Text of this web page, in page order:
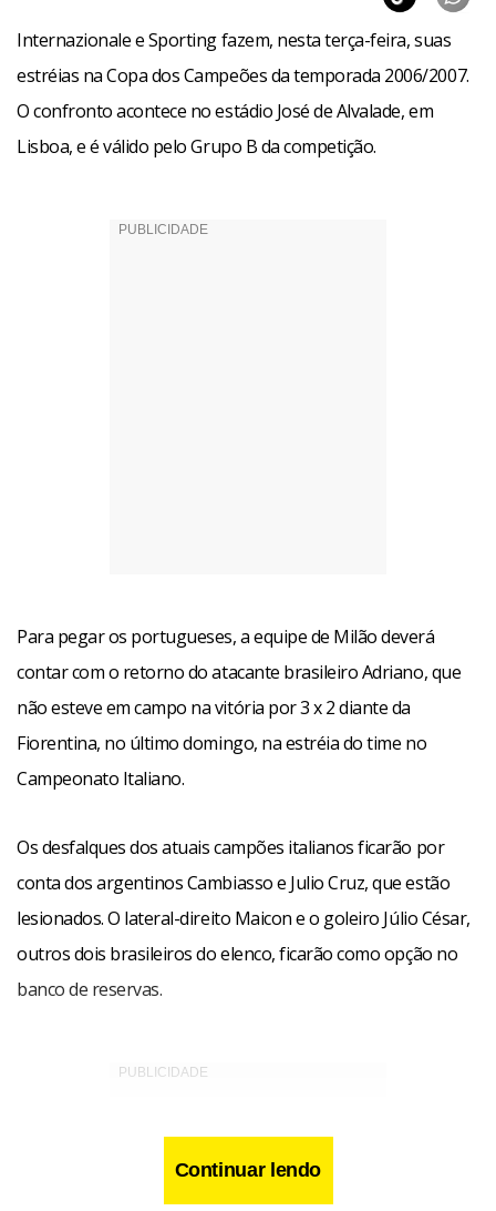
Internazionale e Sporting fazem, nesta terça-feira, suas
estréias na Copa dos Campeões da temporada 2006/2007.
O confronto acontece no estádio José de Alvalade, em
Lisboa, e é válido pelo Grupo B da competição.
Para pegar os portugueses, a equipe de Milão deverá
contar com o retorno do atacante brasileiro Adriano, que
não esteve em campo na vitória por 3 x 2 diante da
Fiorentina, no último domingo, na estréia do time no
Campeonato Italiano.
Os desfalques dos atuais campões italianos ficarão por
conta dos argentinos Cambiasso e Julio Cruz, que estão
lesionados. O lateral-direito Maicon e o goleiro Júlio César,
outros dois brasileiros do elenco, ficarão como opção no
banco de reservas.
Continuar lendo